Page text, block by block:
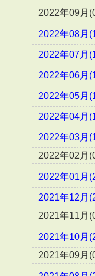
2022年09月
2022年08月
2022年07月
2022年06月
2022年05月
2022年04月
2022年03月
2022年02月
2022年01月
2021年12月
2021年11月
2021年10月
2021年09月